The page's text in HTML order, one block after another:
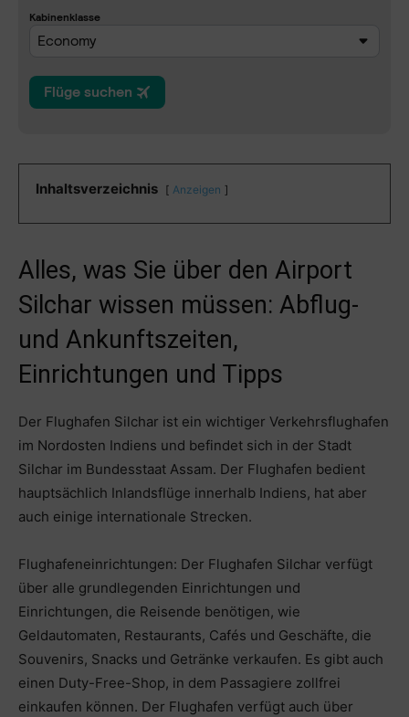
Inhaltsverzeichnis Anzeigen
Alles, was Sie über den Airport
Silchar wissen müssen: Abflug-
und Ankunftszeiten,
Einrichtungen und Tipps
Der Flughafen Silchar ist ein wichtiger Verkehrsflughafen
im Nordosten Indiens und befindet sich in der Stadt
Silchar im Bundesstaat Assam. Der Flughafen bedient
hauptsächlich Inlandsflüge innerhalb Indiens, hat aber
auch einige internationale Strecken.
Flughafeneinrichtungen: Der Flughafen Silchar verfügt
über alle grundlegenden Einrichtungen und
Einrichtungen, die Reisende benötigen, wie
Geldautomaten, Restaurants, Cafés und Geschäfte, die
Souvenirs, Snacks und Getränke verkaufen. Es gibt auch
einen Duty-Free-Shop, in dem Passagiere zollfrei
einkaufen können. Der Flughafen verfügt auch über